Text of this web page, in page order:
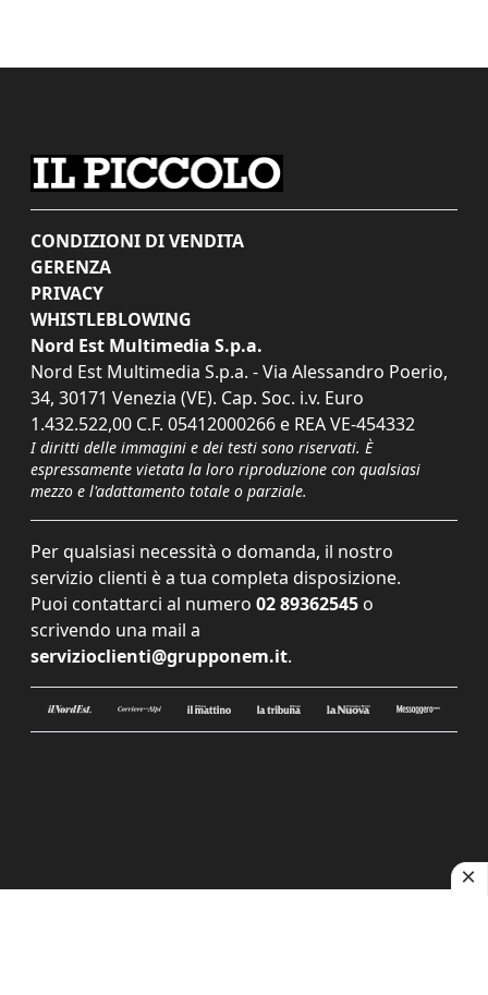
CONDIZIONI DI VENDITA
GERENZA
PRIVACY
WHISTLEBLOWING
Nord Est Multimedia S.p.a.
Nord Est Multimedia S.p.a. - Via Alessandro Poerio,
34, 30171 Venezia (VE). Cap. Soc. i.v. Euro
1.432.522,00 C.F. 05412000266 e REA VE-454332
I diritti delle immagini e dei testi sono riservati. È
espressamente vietata la loro riproduzione con qualsiasi
mezzo e l'adattamento totale o parziale.
Per qualsiasi necessità o domanda, il nostro
servizio clienti è a tua completa disposizione.
Puoi contattarci al numero 02 89362545 o
scrivendo una mail a
servizioclienti@grupponem.it.